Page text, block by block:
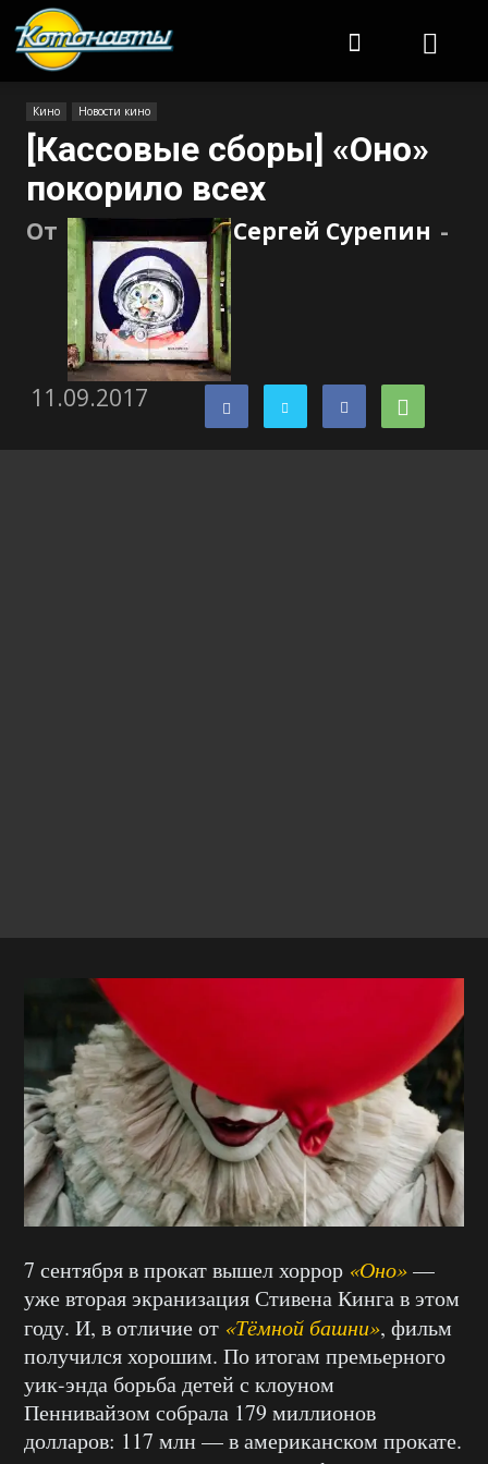
Кино Новости кино
[Кассовые сборы] «Оно»
покорило всех
От Сергей Сурепин -
11.09.2017
7 сентября в прокат вышел хоррор «Оно»—
уже вторая экранизация Стивена Кинга в этом
году. И, в отличие от «Тёмной башни», фильм
получился хорошим. По итогам премьерного
уик-энда борьба детей с клоуном
Пеннивайзом собрала 179 миллионов
долларов: 117 млн — в американском прокате.